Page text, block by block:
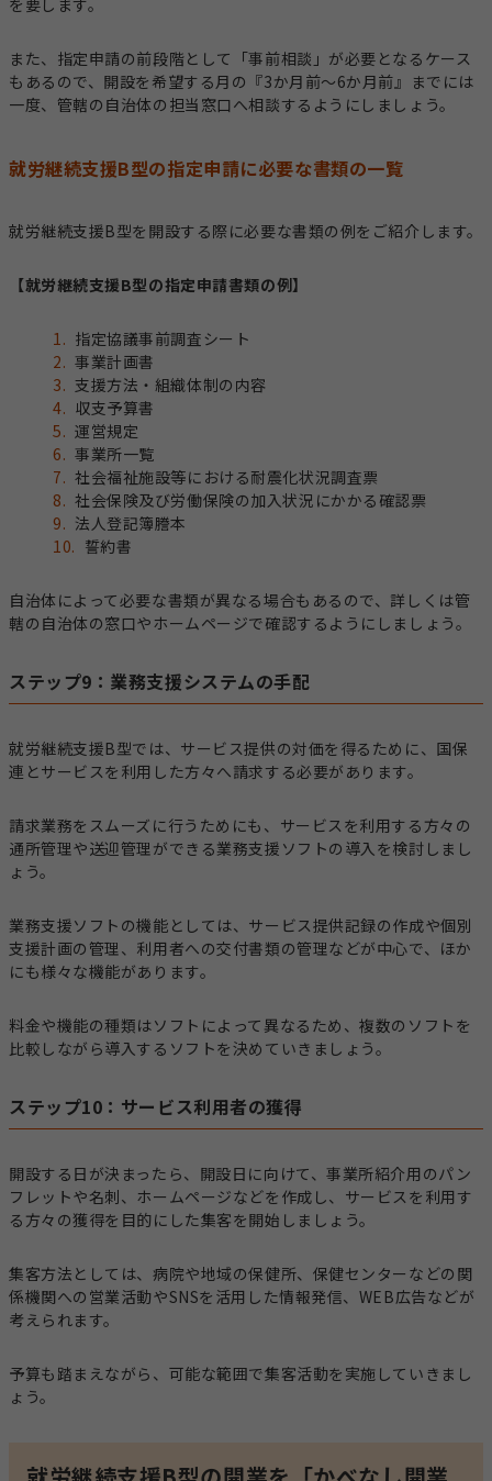
また、指定申請の前段階として「事前相談」が必要となるケース
もあるので、開設を希望する月の『3か月前〜6か月前』までには
一度、管轄の自治体の担当窓口へ相談するようにしましょう。
就労継続支援B型の指定申請に必要な書類の一覧
就労継続支援B型を開設する際に必要な書類の例をご紹介します。
【就労継続支援B型の指定申請書類の例】
指定協議事前調査シート
事業計画書
支援方法・組織体制の内容
収支予算書
運営規定
事業所一覧
社会福祉施設等における耐震化状況調査票
社会保険及び労働保険の加入状況にかかる確認票
法人登記簿謄本
誓約書
自治体によって必要な書類が異なる場合もあるので、詳しくは管
轄の自治体の窓口やホームページで確認するようにしましょう。
ステップ9：業務支援システムの手配
就労継続支援B型では、サービス提供の対価を得るために、国保
連とサービスを利用した方々へ請求する必要があります。
請求業務をスムーズに行うためにも、サービスを利用する方々の
通所管理や送迎管理ができる業務支援ソフトの導入を検討しまし
ょう。
業務支援ソフトの機能としては、サービス提供記録の作成や個別
支援計画の管理、利用者への交付書類の管理などが中心で、ほか
にも様々な機能があります。
料金や機能の種類はソフトによって異なるため、複数のソフトを
比較しながら導入するソフトを決めていきましょう。
ステップ10：サービス利用者の獲得
開設する日が決まったら、開設日に向けて、事業所紹介用のパン
フレットや名刺、ホームページなどを作成し、サービスを利用す
る方々の獲得を目的にした集客を開始しましょう。
集客方法としては、病院や地域の保健所、保健センターなどの関
係機関への営業活動やSNSを活用した情報発信、WEB広告などが
考えられます。
予算も踏まえながら、可能な範囲で集客活動を実施していきまし
ょう。